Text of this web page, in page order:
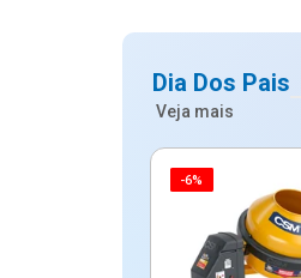
Dia Dos Pais
Veja mais
-6%